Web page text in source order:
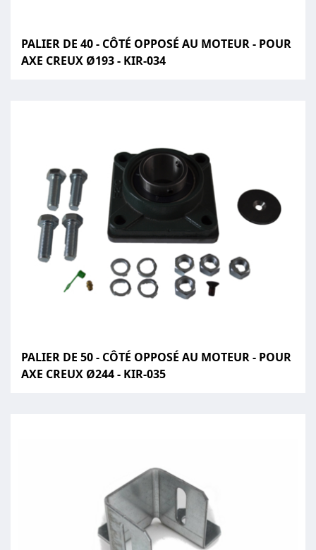
PALIER DE 40 - CÔTÉ OPPOSÉ AU MOTEUR - POUR
AXE CREUX Ø193 - KIR-034
PALIER DE 50 - CÔTÉ OPPOSÉ AU MOTEUR - POUR
AXE CREUX Ø244 - KIR-035